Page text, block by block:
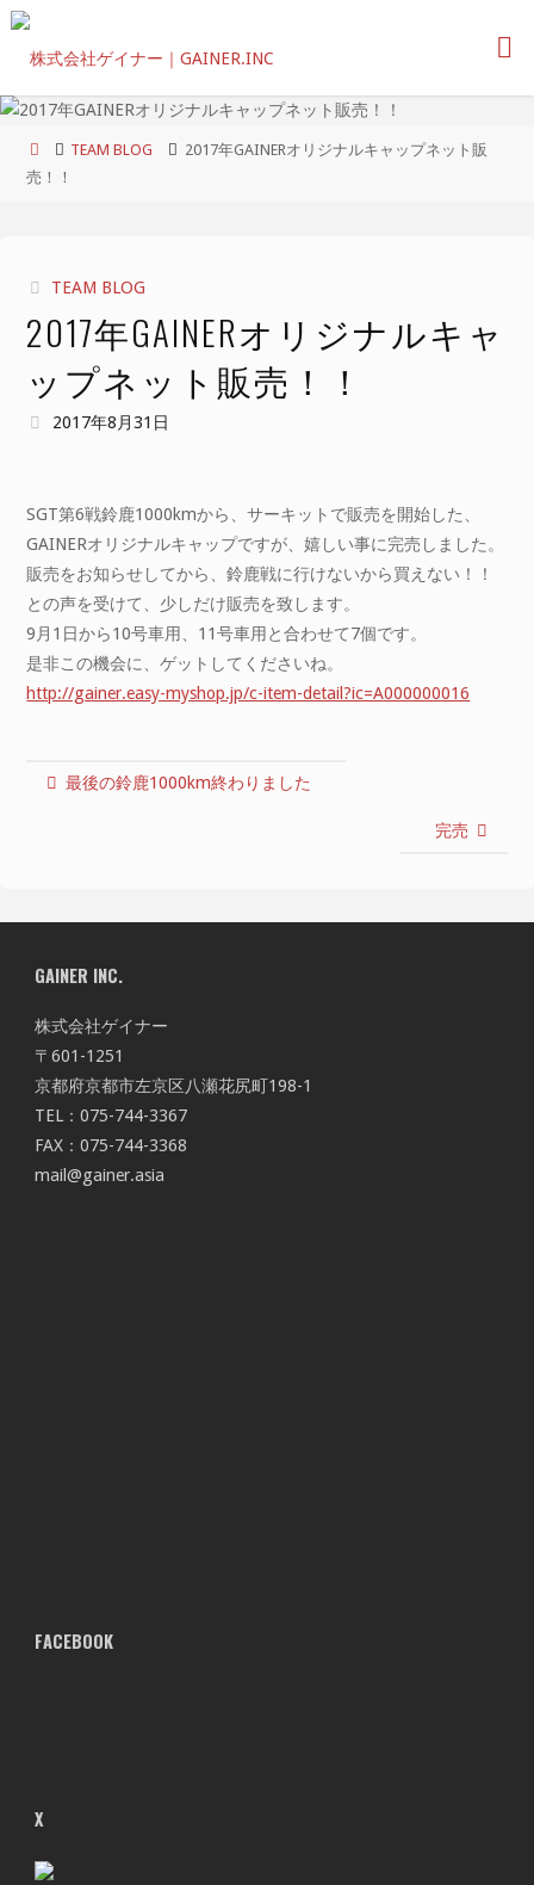
コ
ン
ホ
ー
TEAM BLOG
2017年GAINERオリジナルキャップネット販
売！！
TEAM BLOG
2017年GAINERオリジナルキャ
ップネット販売！！
2017年8月31日
SGT第6戦鈴鹿1000kmから、サーキットで販売を開始した、
GAINERオリジナルキャップですが、嬉しい事に完売しました。
販売をお知らせしてから、鈴鹿戦に行けないから買えない！！
との声を受けて、少しだけ販売を致します。
9月1日から10号車用、11号車用と合わせて7個です。
是非この機会に、ゲットしてくださいね。
http://gainer.easy-myshop.jp/c-item-detail?ic=A000000016
最後の鈴鹿1000km終わりました
完売
GAINER INC.
株式会社ゲイナー
〒601-1251
京都府京都市左京区八瀬花尻町198-1
TEL：075-744-3367
FAX：075-744-3368
mail@gainer.asia
FACEBOOK
X